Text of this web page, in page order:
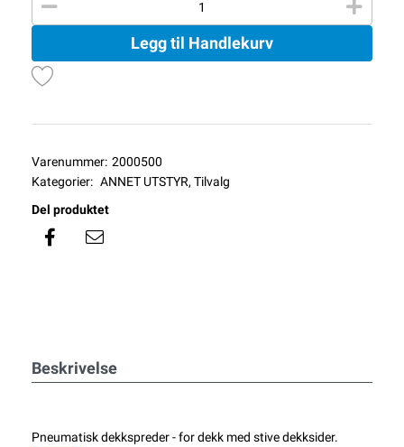
Legg til Handlekurv
Varenummer: 2000500
Kategorier: ANNET UTSTYR, Tilvalg
Del produktet
Beskrivelse
Pneumatisk dekkspreder - for dekk med stive dekksider.